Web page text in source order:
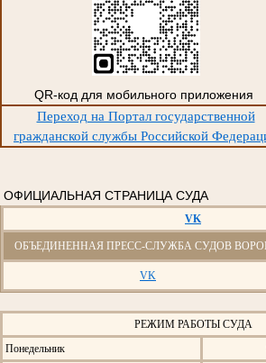
QR-код для мобильного приложения
Переход на Портал государственной
гражданской службы Российской
ОФИЦИАЛЬНАЯ СТРАНИЦА СУДА
VK
ОБЪЕДИНЕННАЯ ПРЕСС-СЛУЖБА СУДОВ
VK
РЕЖИМ РАБОТЫ СУДА
Понедельник